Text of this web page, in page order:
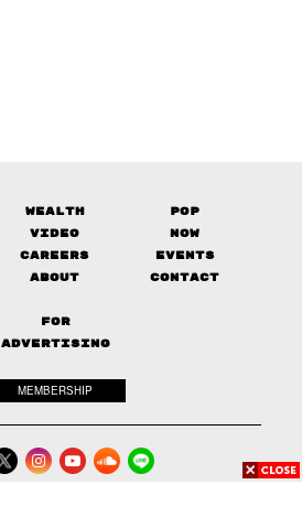
Wealth
Pop
Video
Now
Careers
Events
About Contact
FOR
ADVERTISING
MEMBERSHIP